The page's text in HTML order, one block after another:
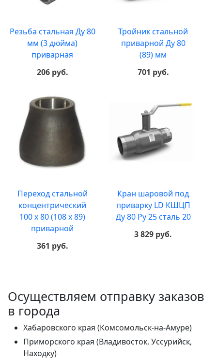
Резьба стальная Ду 80
мм (3 дюйма)
приварная
206 руб.
Тройник стальной
приварной Ду 80
(89) мм
701 руб.
Переход стальной
концентрический
100 х 80 (108 х 89)
приварной
361 руб.
Кран шаровой под
приварку LD КШЦП
Ду 80 Ру 25 сталь 20
3 829 руб.
Осуществляем отправку заказов
в города
Хабаровского края (Комсомольск-на-Амуре)
Приморского края (Владивосток, Уссурийск,
Находку)